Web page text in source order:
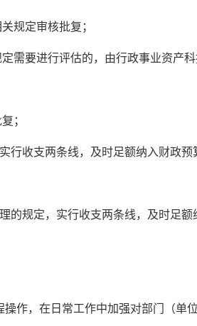
规定审核批复；
需要进行评估的，由行政事业资产
；
收支两条线，及时足额纳入财政
规定，实行收支两条线，及时足
作，在日常工作中加强对部门（单